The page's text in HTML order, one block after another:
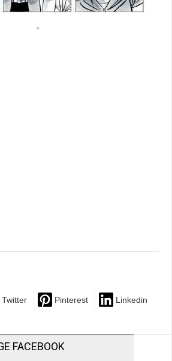
Twitter Pinterest Linkedin
FACEBOOK